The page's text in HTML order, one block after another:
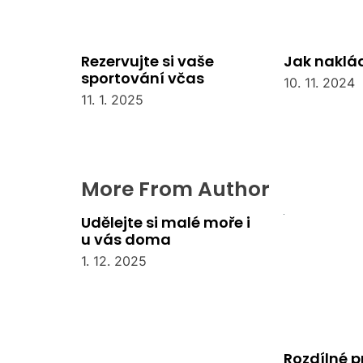
Rezervujte si vaše
sportování včas
11. 1. 2025
Jak
10. 11. 2024
More From Author
Udělejte si malé moře i
u vás doma
1. 12. 2025
Rozdílné